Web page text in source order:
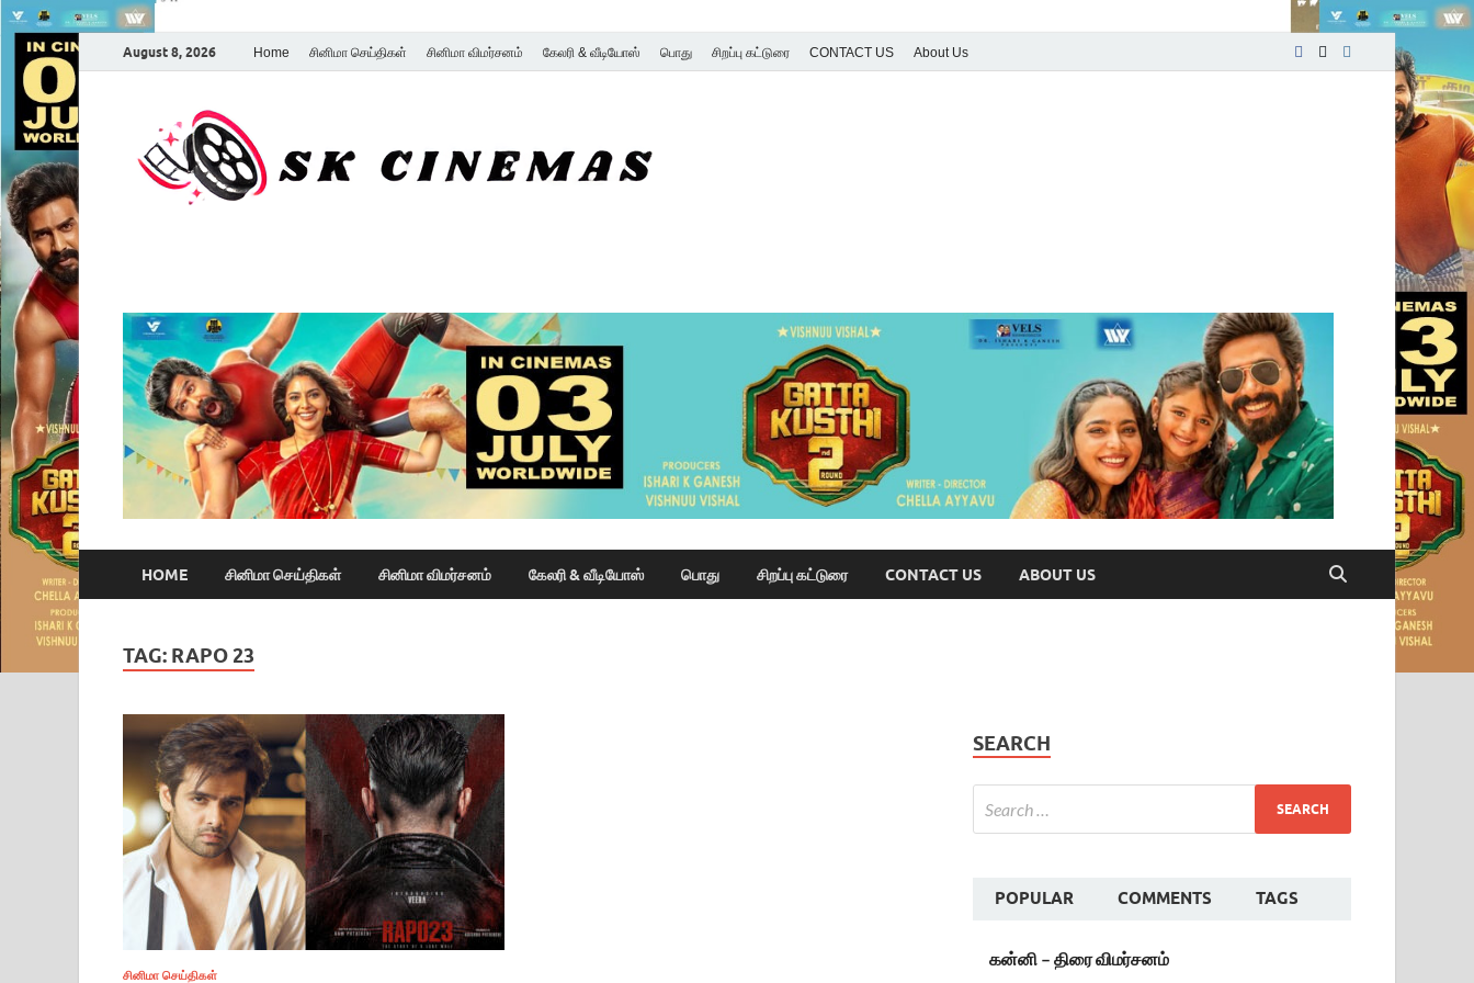
August 8, 2026 Home சினிமா செய்திகள் சினிமா விமர்சனம் கேலரி & வீடியோஸ் பொது சிறப்பு கட்டுரை CONTACT US About Us
HOME சினிமா செய்திகள் சினிமா விமர்சனம் கேலரி & வீடியோஸ் பொது சிறப்பு கட்டுரை CONTACT US ABOUT US
TAG: RAPO 23
சினிமா செய்திகள்
SEARCH
POPULAR COMMENTS TAGS
கன்னி – திரை விமர்சனம்